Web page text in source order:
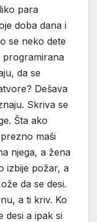
para
doba dana i
se neko dete
programirana
da se
Dešava
Skriva se
Šta ako
maši
njega, a žena
izbije požar, a
da se desi.
a ti kriv. Ko
desi a ipak si